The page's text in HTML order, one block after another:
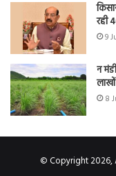
रही
9
न
8
© Copyright 2026,